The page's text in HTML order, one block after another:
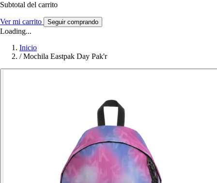
Subtotal del carrito
Ver mi carrito Seguir comprando
Loading...
Inicio
/ Mochila Eastpak Day Pak'r